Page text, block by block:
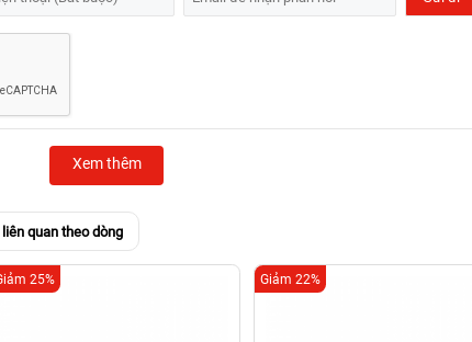
Xem thêm
quan theo dòng
25% Giảm 22%